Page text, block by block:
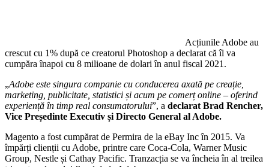
Acțiunile Adobe au
crescut cu 1% după ce creatorul Photoshop a declarat că îl va
cumpăra înapoi cu 8 milioane de dolari în anul fiscal 2021.
„Adobe este singura companie cu conducerea axată pe creație,
marketing, publicitate, statistici și acum pe comerț online – oferind
experiență în timp real consumatorului”, a declarat Brad Rencher,
Vice Președinte Executiv și Directo General al Adobe.
Magento a fost cumpărat de Permira de la eBay Inc în 2015. Va
împărți clienții cu Adobe, printre care Coca-Cola, Warner Music
Group, Nestle și Cathay Pacific. Tranzacția se va încheia în al treilea